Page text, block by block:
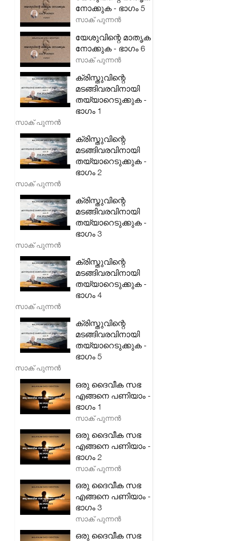
നോക്കുക - ഭാഗം 5
സാക് പുന്നൻ
യേശുവിന്റെ മാതൃക
നോക്കുക - ഭാഗം 6
സാക് പുന്നൻ
ക്രിസ്തുവിന്റെ
മടങ്ങിവരവിനായി
തയ്യാറെടുക്കുക -
ഭാഗം 1
സാക് പുന്നൻ
ക്രിസ്തുവിന്റെ
മടങ്ങിവരവിനായി
തയ്യാറെടുക്കുക -
ഭാഗം 2
സാക് പുന്നൻ
ക്രിസ്തുവിന്റെ
മടങ്ങിവരവിനായി
തയ്യാറെടുക്കുക -
ഭാഗം 3
സാക് പുന്നൻ
ക്രിസ്തുവിന്റെ
മടങ്ങിവരവിനായി
തയ്യാറെടുക്കുക -
ഭാഗം 4
സാക് പുന്നൻ
ക്രിസ്തുവിന്റെ
മടങ്ങിവരവിനായി
തയ്യാറെടുക്കുക -
ഭാഗം 5
സാക് പുന്നൻ
ഒരു ദൈവീക സഭ
എങ്ങനെ പണിയാം -
ഭാഗം 1
സാക് പുന്നൻ
ഒരു ദൈവീക സഭ
എങ്ങനെ പണിയാം -
ഭാഗം 2
സാക് പുന്നൻ
ഒരു ദൈവീക സഭ
എങ്ങനെ പണിയാം -
ഭാഗം 3
സാക് പുന്നൻ
ഒരു ദൈവീക സഭ